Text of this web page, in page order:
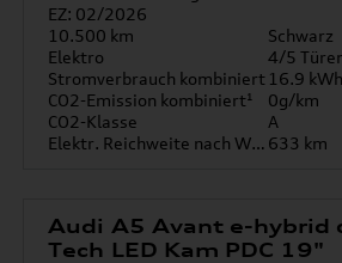
EZ: 02/2026
10.500 km
Schwarz
Elektro
4/5
Stromverbrauch kombiniert 16.9
CO2-Emission kombiniert¹
0g/km
CO2-Klasse
A
Elektr. Reichweite nach WLTP* 633 km
Audi A5 Avant e-hybrid
Tech LED Kam PDC 19"